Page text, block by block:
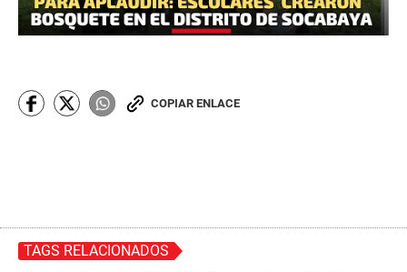
COPIAR ENLACE
TAGS RELACIONADOS